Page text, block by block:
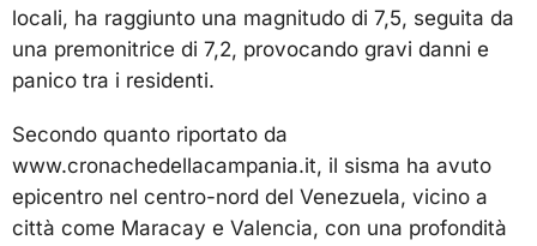
locali, ha raggiunto una magnitudo di 7,5, seguita da
una premonitrice di 7,2, provocando gravi danni e
panico tra i residenti.
Secondo quanto riportato da
www.cronachedellacampania.it, il sisma ha avuto
epicentro nel centro-nord del Venezuela, vicino a
città come Maracay e Valencia, con una profondità